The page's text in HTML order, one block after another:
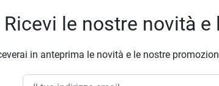
Ricevi le nostre novità
in anteprima le novità e le nostre